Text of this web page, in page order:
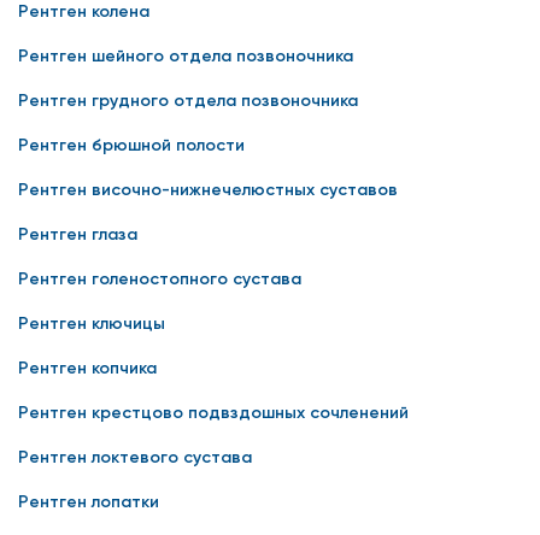
Рентген колена
Рентген шейного отдела позвоночника
Рентген грудного отдела позвоночника
Рентген брюшной полости
Рентген височно-нижнечелюстных суставов
Рентген глаза
Рентген голеностопного сустава
Рентген ключицы
Рентген копчика
Рентген крестцово подвздошных сочленений
Рентген локтевого сустава
Рентген лопатки